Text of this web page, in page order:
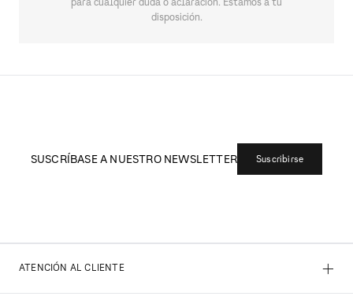
disposición.
SUSCRÍBASE A NUESTRO NEWSLETTER Suscribirse
ATENCIÓN AL CLIENTE +